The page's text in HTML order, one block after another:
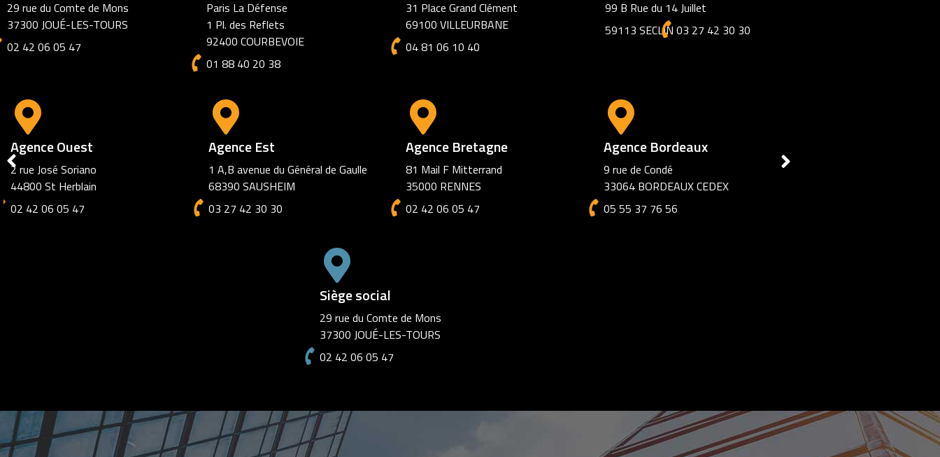
29 rue du Comte de Mons
37300 JOUÉ-LES-TOURS
02 42 06 05 47
Paris La Défense
1 Pl. des Reflets
92400 COURBEVOIE
01 88 40 20 38
31 Place Grand Clément
69100 VILLEURBANE
04 81 06 10 40
99 B Rue du 14 Juillet
59113 SECLIN 03 27 42 30 30
Agence Amiens
72 rue des Jacobins
80000 AMIENS
03 27 42 30 30
Agence Marseille
6 square Cantini
13006 Marseille
02 42 06 05 47
Siège social
29 rue du Comte de Mons
37300 JOUÉ-LES-TOURS
02 42 06 05 47